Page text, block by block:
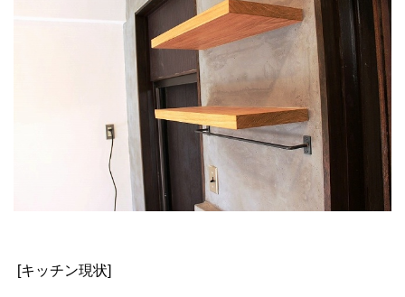
[キッチン現状]